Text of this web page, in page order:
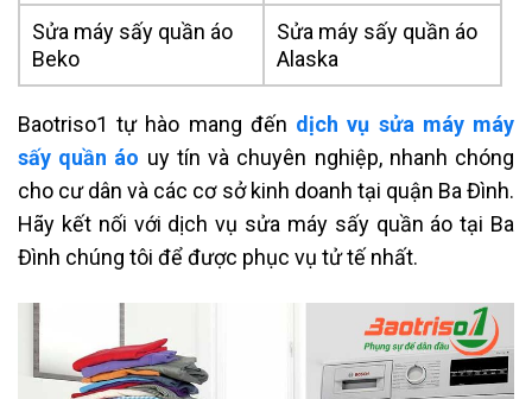
Sửa máy sấy quần áo
Beko
Sửa máy sấy quần áo
Alaska
Baotriso1 tự hào mang đến dịch vụ sửa máy máy
sấy quần áo uy tín và chuyên nghiệp, nhanh chóng
cho cư dân và các cơ sở kinh doanh tại quận Ba Đình.
Hãy kết nối với dịch vụ sửa máy sấy quần áo tại Ba
Đình chúng tôi để được phục vụ tử tế nhất.